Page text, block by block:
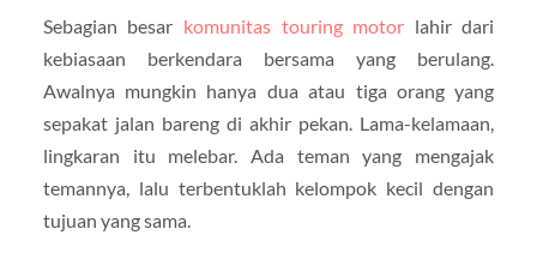
Sebagian besar komunitas touring motor lahir dari
kebiasaan berkendara bersama yang berulang.
Awalnya mungkin hanya dua atau tiga orang yang
sepakat jalan bareng di akhir pekan. Lama-kelamaan,
lingkaran itu melebar. Ada teman yang mengajak
temannya, lalu terbentuklah kelompok kecil dengan
tujuan yang sama.